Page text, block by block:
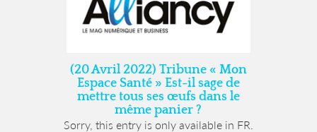
(20 Avril 2022) Tribune « Mon
Espace Santé » Est-il sage de
mettre tous ses œufs dans le
même panier ?
Sorry, this entry is only available in FR.